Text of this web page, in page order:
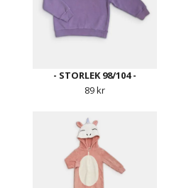
- STORLEK 98/104 -
89 kr